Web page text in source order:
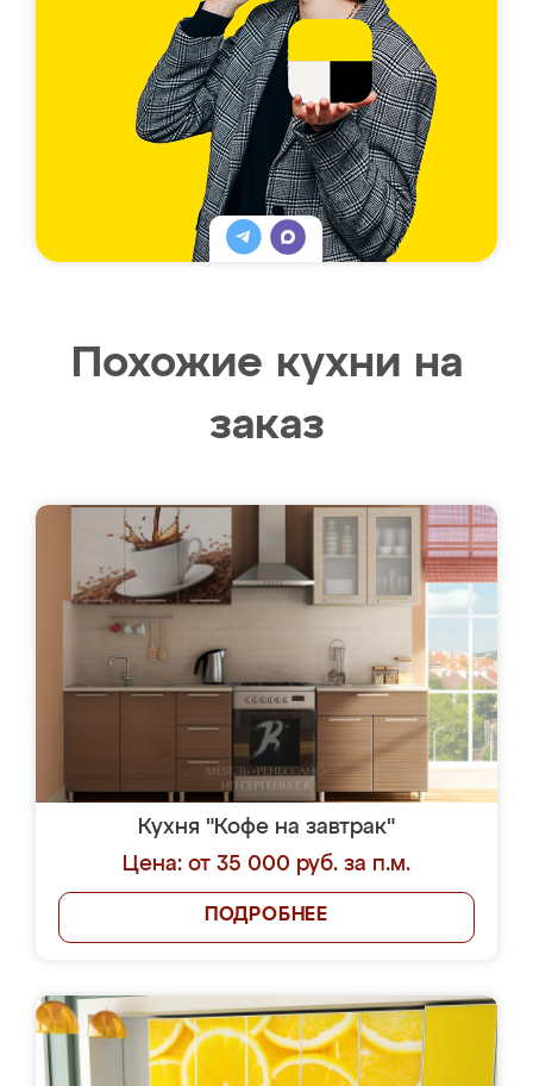
Похожие кухни на
заказ
Кухня "Кофе на завтрак"
Цена: от 35 000 руб. за п.м.
ПОДРОБНЕЕ